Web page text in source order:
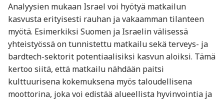
Analyysien mukaan Israel voi hyötyä matkailun
kasvusta erityisesti rauhan ja vakaamman tilanteen
myötä. Esimerkiksi Suomen ja Israelin välisessä
yhteistyössä on tunnistettu matkailu sekä terveys- ja
bardtech-sektorit potentiaalisiksi kasvun aloiksi. Tämä
kertoo siitä, että matkailu nähdään paitsi
kulttuurisena kokemuksena myös taloudellisena
moottorina, joka voi edistää alueellista hyvinvointia ja